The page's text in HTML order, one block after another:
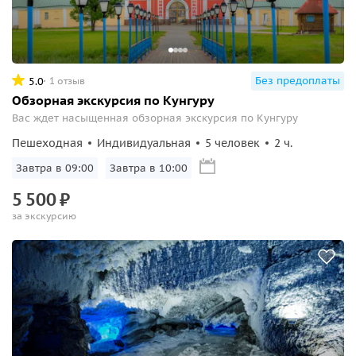
5.0 1 отзыв Без предоплаты
Обзорная экскурсия по Кунгуру
Вас ждет насыщенная обзорная экскурсия по Кунгуру
Пешеходная Индивидуальная 5 человек 2 ч.
Завтра в 09:00 Завтра в 10:00
5 500₽
за экскурсию